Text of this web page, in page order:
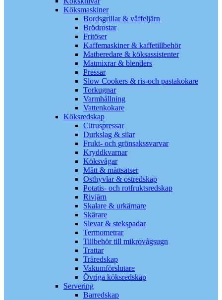
Köksmaskiner
Bordsgrillar & våffeljärn
Brödrostar
Fritöser
Kaffemaskiner & kaffetillbehör
Matberedare & köksassistenter
Matmixrar & blenders
Pressar
Slow Cookers & ris-och pastakokare
Torkugnar
Varmhållning
Vattenkokare
Köksredskap
Citruspressar
Durkslag & silar
Frukt- och grönsakssvarvar
Kryddkvarnar
Köksvågar
Mått & måttsatser
Osthyvlar & ostredskap
Potatis- och rotfruktsredskap
Rivjärn
Skalare & urkärnare
Skärare
Slevar & stekspadar
Termometrar
Tillbehör till mikrovågsugn
Trattar
Träredskap
Vakumförslutare
Övriga köksredskap
Servering
Barredskap